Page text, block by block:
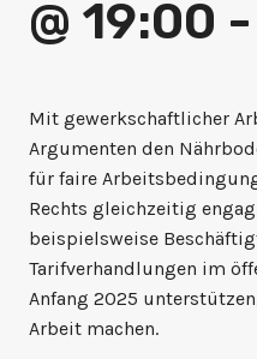
@ 19:00 -
Mit gewerkschaftlicher
Argumenten den
für faire
Rechts gleichzeitig
beispielsweise
Tarifverhandlungen im
Anfang 2025
Arbeit machen.